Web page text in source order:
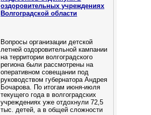
оздоровительных учреждениях
Волгоградской области
Вопросы организации детской
летней оздоровительной кампании
на территории волгоградского
региона были рассмотрены на
оперативном совещании под
руководством губернатора Андрея
Бочарова. По итогам июня-июля
текущего года в волгоградских
учреждениях уже отдохнули 72,5
тыс. детей, а в общей сложности